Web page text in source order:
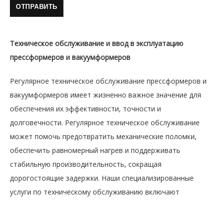
Техническое обслуживание и ввод в эксплуатацию
прессформеров и вакуумформеров
Регулярное техническое обслуживание прессформеров и
вакуумформеров имеет жизненно важное значение для
обеспечения их эффективности, точности и
долговечности. Регулярное техническое обслуживание
может помочь предотвратить механические поломки,
обеспечить равномерный нагрев и поддерживать
стабильную производительность, сокращая
дорогостоящие задержки. Наши специализированные
услуги по техническому обслуживанию включают